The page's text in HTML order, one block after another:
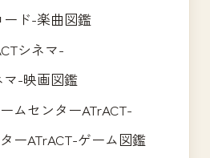
ード-楽曲図鑑
シネマ-
マ-映画図鑑
ムセンターATrACT-
ーATrACT-ゲーム図鑑